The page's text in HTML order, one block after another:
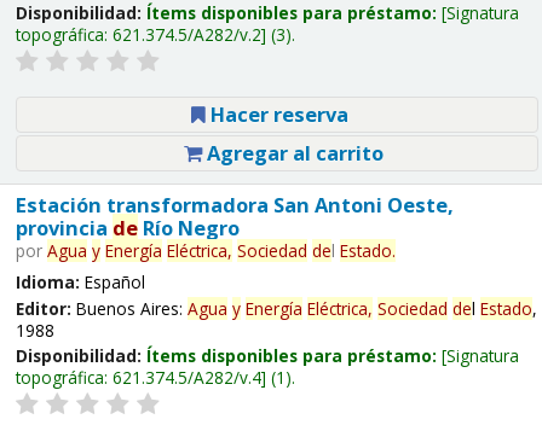
Disponibilidad: Ítems disponibles para préstamo: Signatura
topográfica: 621.374.5/A282/v.2 (3).
Hacer reserva
Agregar al carrito
Estación transformadora San Antoni Oeste,
provincia deRío Negro
por Agua y Energía Eléctrica, Sociedad del Estado.
Idioma: Español
Editor: Buenos Aires: Agua y Energía Eléctrica, Sociedad del Estado,
1988
Disponibilidad: Ítems disponibles para préstamo: Signatura
topográfica: 621.374.5/A282/v.4 (1).